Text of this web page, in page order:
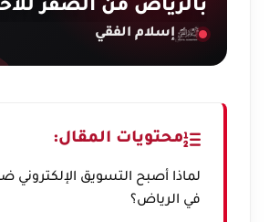
بالرياض من الصفر
إسلام الفقي
محتويات المقال:
لماذا أصبح التسويق الإلكتروني
في الرياض؟